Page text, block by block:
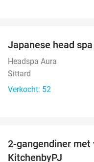
Japanese head
Headspa Aura
Sittard
Verkocht: 52
2-gangendiner
KitchenbyPJ